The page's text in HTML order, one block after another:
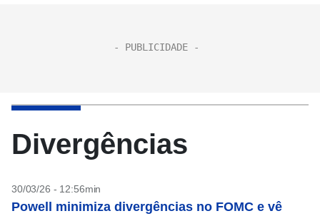
Divergências
30/03/26 - 12:56min
Powell minimiza divergências no FOMC e vê